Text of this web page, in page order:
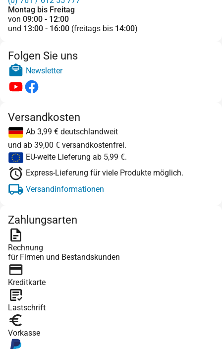
Montag bis Freitag
von 09:00 - 12:00
und 13:00 - 16:00 (freitags bis 14:00)
Folgen Sie uns
Newsletter
Versandkosten
Ab 3,99 € deutschlandweit
und ab 39,00 € versandkostenfrei.
EU-weite Lieferung ab 5,99 €.
Express-Lieferung für viele Produkte möglich.
Versandinformationen
Zahlungsarten
Rechnung
für Firmen und Bestandskunden
Kreditkarte
Lastschrift
Vorkasse